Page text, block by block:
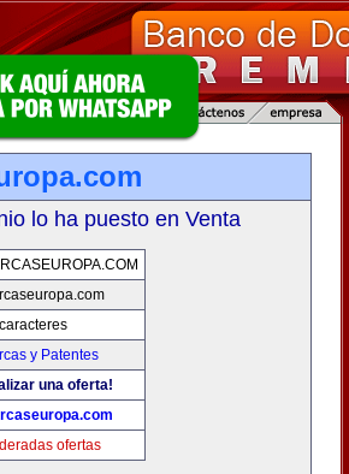
lo ha puesto en Venta
y Patentes
una oferta!
ofertas